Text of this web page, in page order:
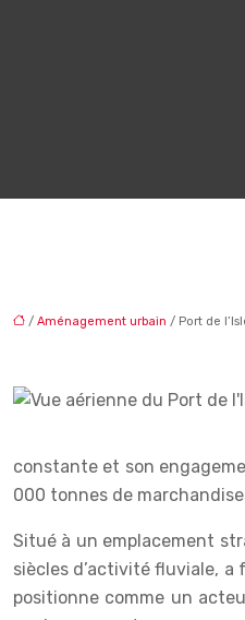
/ Aménagement urbain / Port de
constante et son
000 tonnes de
Situé à un emplacement
siècles d’activité fluviale,
positionne comme un